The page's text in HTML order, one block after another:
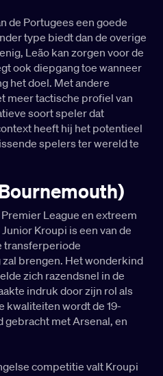
de Portugees een goede
type biedt dan de overige
Leão kan zorgen voor de
ook diepgang toe wanneer
het doel. Met andere
meer tactische profiel van
soort speler dat
heeft hij het potentieel
spelers ter wereld te
League en extreem
Kroupi is een van de
transferperiode
brengen. Het wonderkind
zich razendsnel in de
indruk door zijn rol als
kwaliteiten wordt de 19-
gebracht met Arsenal, en
competitie valt Kroupi